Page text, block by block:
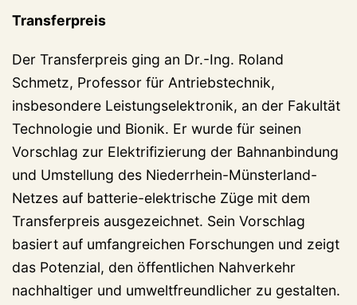
Transferpreis
Der Transferpreis ging an Dr.-Ing. Roland
Schmetz, Professor für Antriebstechnik,
insbesondere Leistungselektronik, an der Fakultät
Technologie und Bionik. Er wurde für seinen
Vorschlag zur Elektrifizierung der Bahnanbindung
und Umstellung des Niederrhein-Münsterland-
Netzes auf batterie-elektrische Züge mit dem
Transferpreis ausgezeichnet. Sein Vorschlag
basiert auf umfangreichen Forschungen und zeigt
das Potenzial, den öffentlichen Nahverkehr
nachhaltiger und umweltfreundlicher zu gestalten.